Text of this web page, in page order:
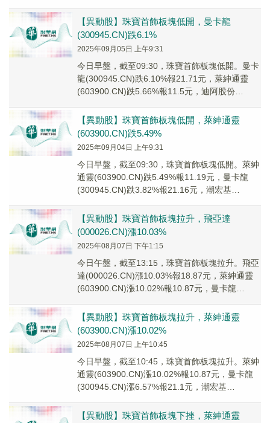
【異動股】珠寶首飾板塊低開，曼卡龍
(300945.CN)跌6.1%
2025年09月05日 上午9:31
今日早盤，截至09:30，珠寶首飾板塊低開。曼卡
龍(300945.CN)跌6.10%報21.71元，萊紳通靈
(603900.CN)跌5.66%報11.5元，迪阿股份
【異動股】珠寶首飾板塊低開，萊紳通靈
(603900.CN)跌5.49%
2025年09月04日 上午9:31
今日早盤，截至09:30，珠寶首飾板塊低開。萊紳
通靈(603900.CN)跌5.49%報11.19元，曼卡龍
(300945.CN)跌3.82%報21.16元，潮宏基
【異動股】珠寶首飾板塊拉升，飛亞達
(000026.CN)漲10.03%
2025年08月07日 下午1:15
今日午盤，截至13:15，珠寶首飾板塊拉升。飛亞
達(000026.CN)漲10.03%報18.87元，萊紳通靈
(603900.CN)漲10.02%報10.87元，曼卡龍
【異動股】珠寶首飾板塊拉升，萊紳通靈
(603900.CN)漲10.02%
2025年08月07日 上午10:45
今日早盤，截至10:45，珠寶首飾板塊拉升。萊紳
通靈(603900.CN)漲10.02%報10.87元，曼卡龍
(300945.CN)漲6.57%報21.1元，潮宏基
【異動股】珠寶首飾板塊下挫，萊紳通靈